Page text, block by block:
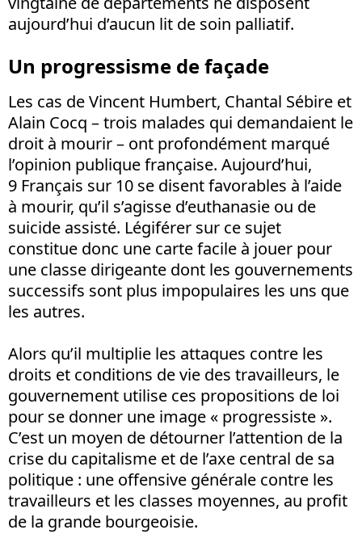
aujourd’hui d’aucun lit de soin palliatif.
Un progressisme de façade
Les cas de Vincent Humbert, Chantal Sébire et
Alain Cocq – trois malades qui demandaient le
droit à mourir – ont profondément marqué
l’opinion publique française. Aujourd’hui,
9 Français sur 10 se disent favorables à l’aide
à mourir, qu’il s’agisse d’euthanasie ou de
suicide assisté. Légiférer sur ce sujet
constitue donc une carte facile à jouer pour
une classe dirigeante dont les gouvernements
successifs sont plus impopulaires les uns que
les autres.
Alors qu’il multiplie les attaques contre les
droits et conditions de vie des travailleurs, le
gouvernement utilise ces propositions de loi
pour se donner une image « progressiste ».
C’est un moyen de détourner l’attention de la
crise du capitalisme et de l’axe central de sa
politique : une offensive générale contre les
travailleurs et les classes moyennes, au profit
de la grande bourgeoisie.